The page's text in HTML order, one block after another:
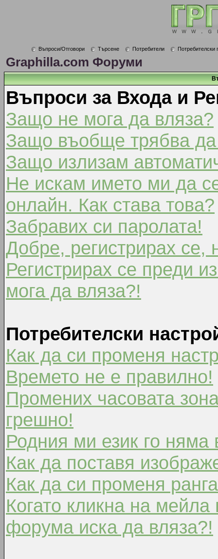
Въпроси/Отговори Търсене Потребители Потребителски
Graphilla.com Форуми
Въпроси за Входа и
Защо не мога да вляза?
Защо въобще трябва да
Защо излизам
Не искам името ми да
онлайн. Как става това?
Забравих си паролата!
Добре, регистрирах се,
Регистрирах се преди
мога да вляза?!
Потребителски
Как да си променя
Времето не е правилно!
Промених часовата
грешно!
Родния ми език го няма
Как да поставя
Как да си променя
Когато кликна на
форума иска да вляза?!